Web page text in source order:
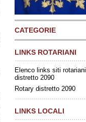
CATEGORIE
LINKS ROTARIANI
Elenco links siti rotariani
distretto 2090
Rotary distretto 2090
LINKS LOCALI